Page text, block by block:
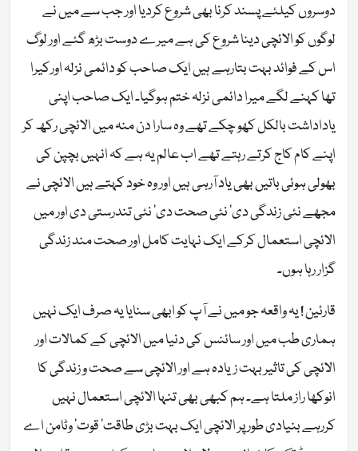
دوسروں کیلئے پسند کرنا بھی شروع کردیا اور جب سے میں نے
لوگوں کو الائچی دینا شروع کی ہے میرے دوست بڑھ گئے اور لوگ
اس کے فوائد بہت بتارہے ہیں ایک صاحب کو دائمی نزلہ اورکیرا
تھا کہنے لگے میرا دائمی نزلہ ختم ہوگیا۔ ایک صاحب اپنی
یاداداشت بالکل کھو چکے تھے وہ سارا دن منہ میں الائچی رکھ کر
اپنے کام کاج کرتے رہتے تھے اب عالم یہ ہے کہ انہیں بچپن کی
بھولی ہوئی باتیں بھی یاد آرہی ہیں اور وہ خود کہتے ہیں الائچی نے
مجھے نئی زندگی دی‘ نئی صحت دی‘ نئی تندرستی دی اور میں
الائچی استعمال کرکے ایک نہایت کامل اور صحت مند زندگی
گزار رہا ہوں۔
قارئین ! یہ واقعہ جو میں نے آپ کو ابھی سنایا یہ صرف ایک نہیں
ہماری طب میں اور سائنس کی دنیا میں الائچی کے کمالات اور
الائچی کی تاثیر بہت زیادہ ہے اور الائچی سے صحت و زندگی کا
انوکھا راز ملتا ہے۔ ہم کبھی بھی تنہا الائچی استعمال نہیں
کررہے بنیادی طور پر الائچی ایک بہت بڑی طاقت‘ قوت‘ وٹامن اے